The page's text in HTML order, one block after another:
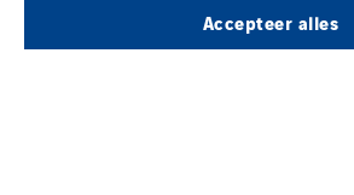
ONZE MEDIA
Accepteer alles